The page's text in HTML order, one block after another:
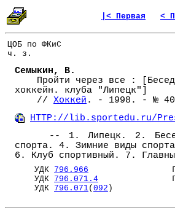
|< Первая <
ЦОБ по ФКиС
ч. з.
Семыкин, В.
Пройти через все :
хоккейн. клуба "Липецк"]
// Хоккей . - 1998. - №
HTTP://lib.sportedu.ru/
-- 1. Липецк. 2.
спорта. 4. Зимние виды
6. Клуб спортивный. 7.
УДК 796.966
УДК 796.071.4
УДК 796.071( 092 )